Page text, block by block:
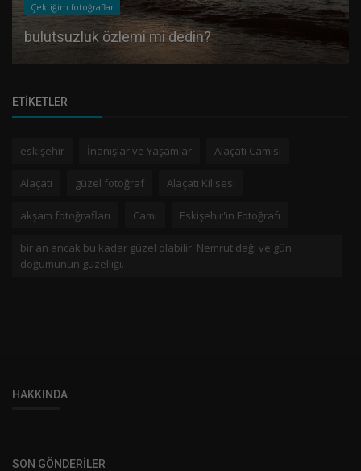
Çektiğim fotoğraflar
bulutsuzluk özlemi mi dedin?
ETIKETLER
eskişehir İnanışlar ve Yaşamlar Alaçatı Camisi
Alaçatı güzel fotoğraf Alaçatı Kilisesi
akşam fotoğrafları Cami Eskişehir'in Fotoğrafı
bir an ancak bu kadar güzel olabilir. Nemrut dağı ve gün
doğumunun güzelliği.
HAKKINDA
SON GÖNDERILER